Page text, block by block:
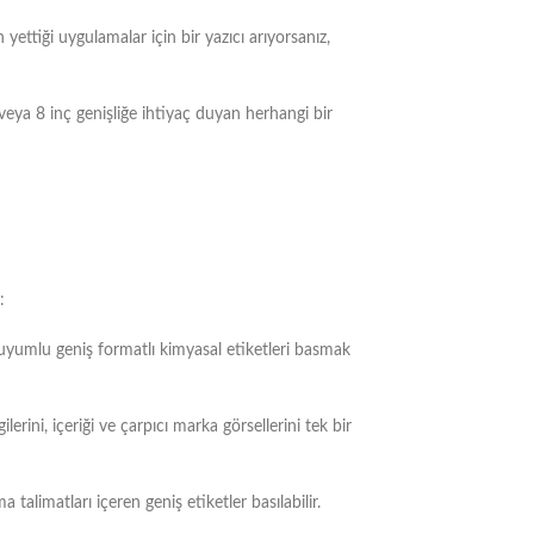
uygulamalar için bir yazıcı arıyorsanız,
8 inç genişliğe ihtiyaç duyan herhangi bir
geniş formatlı kimyasal etiketleri basmak
içeriği ve çarpıcı marka görsellerini tek bir
talimatları içeren geniş etiketler basılabilir.